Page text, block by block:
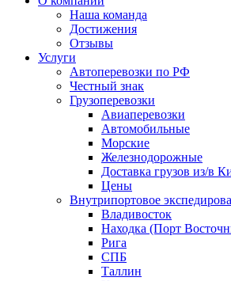
Наша команда
Достижения
Отзывы
Услуги
Автоперевозки по РФ
Честный знак
Грузоперевозки
Авиаперевозки
Автомобильные
Морские
Железнодорожные
Доставка грузов из/в
Цены
Внутрипортовое
Владивосток
Находка (Порт
Рига
СПБ
Таллин